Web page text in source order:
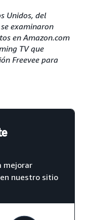
Unidos, del
examinaron
en Amazon.com
TV que
Freevee para
mejorar
nuestro sitio